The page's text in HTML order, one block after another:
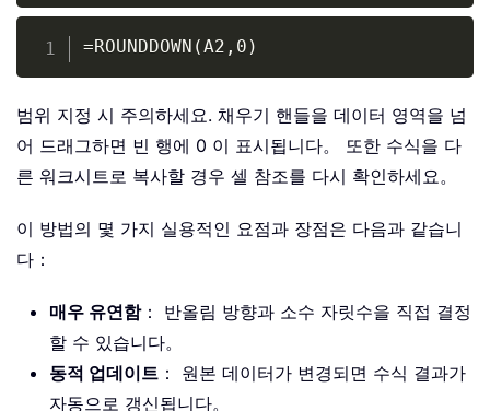
=ROUNDDOWN(A2,0)
범위 지정 시 주의하세요. 채우기 핸들을 데이터 영역을 넘
어 드래그하면 빈 행에 0 이 표시됩니다。 또한 수식을 다
른 워크시트로 복사할 경우 셀 참조를 다시 확인하세요。
이 방법의 몇 가지 실용적인 요점과 장점은 다음과 같습니
다：
매우 유연함： 반올림 방향과 소수 자릿수을 직접 결정
할 수 있습니다。
동적 업데이트 ： 원본 데이터가 변경되면 수식 결과가
자동으로 갱신됩니다。